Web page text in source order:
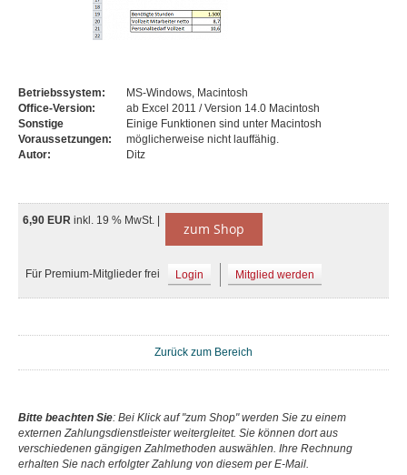
Betriebssystem:
MS-Windows, Macintosh
Office-Version:
ab Excel 2011 / Version 14.0 Macintosh
Sonstige
Voraussetzungen:
Einige Funktionen sind unter Macintosh
möglicherweise nicht lauffähig.
Autor:
Ditz
6,90 EUR inkl. 19 % MwSt. | zum Shop
Für Premium-Mitglieder frei Login Mitglied werden
Zurück zum Bereich
Bitte beachten Sie: Bei Klick auf "zum Shop" werden Sie zu einem
externen Zahlungsdienstleister weitergleitet. Sie können dort aus
verschiedenen gängigen Zahlmethoden auswählen. Ihre Rechnung
erhalten Sie nach erfolgter Zahlung von diesem per E-Mail.